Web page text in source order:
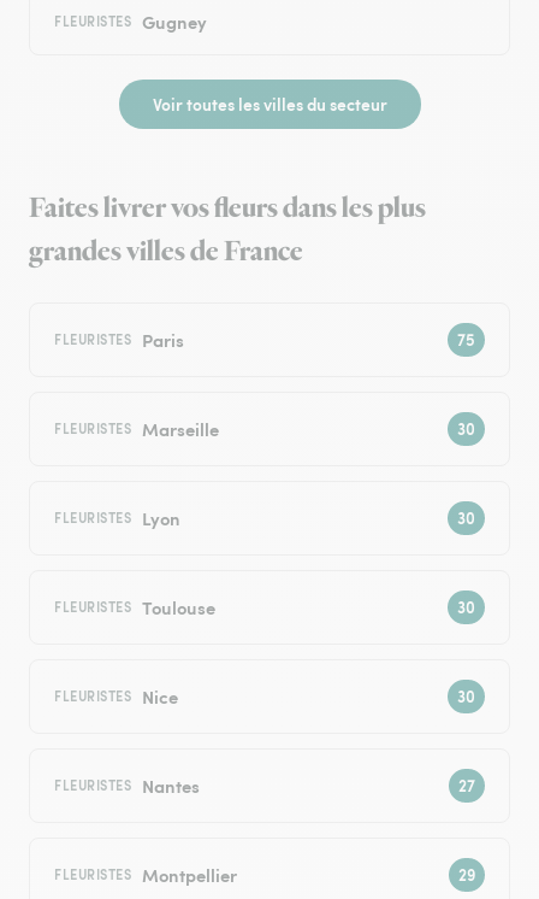
FLEURISTES Gugney
Voir toutes les villes du secteur
Faites livrer vos fleurs dans les plus
grandes villes de France
FLEURISTES Paris
FLEURISTES Marseille
FLEURISTES Lyon
FLEURISTES Toulouse
FLEURISTES Nice
FLEURISTES Nantes
FLEURISTES Montpellier